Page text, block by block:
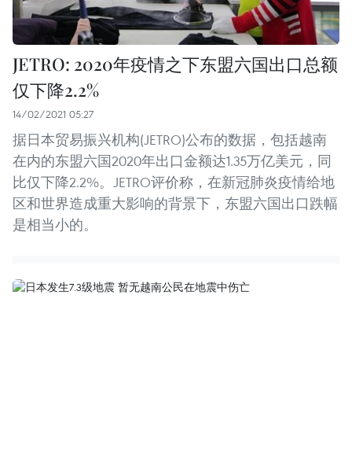
JETRO: 2020年疫情之下东盟六国出口总额
仅下降2.2%
14/02/2021 05:27
据日本贸易振兴机构(JETRO)公布的数据，包括越南
在内的东盟六国2020年出口金额达1.35万亿美元，同
比仅下降2.2%。JETRO评价称，在新冠肺炎疫情给地
区和世界造成重大影响的背景下，东盟六国出口跌幅
是相当小的。​